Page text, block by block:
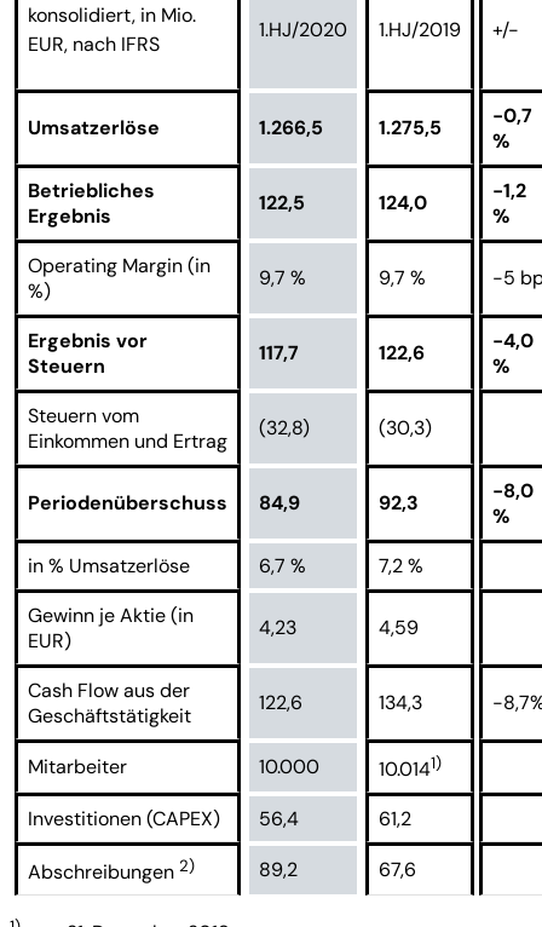
konsolidiert, in Mio.
EUR, nach IFRS
1.HJ/2020 1.HJ/2019 +/-
Umsatzerlöse 1.266,5 1.275,5
-0,7
%
Betriebliches
Ergebnis
122,5 124,0
-1,2
%
Operating Margin (in
%)
9,7 % 9,7 % -5
Ergebnis vor
Steuern
117,7 122,6
-4,0
%
Steuern vom
Einkommen und Ertrag
(32,8) (30,3)
Periodenüberschuss 84,9 92,3
-8,0
%
in % Umsatzerlöse
6,7 %
7,2 %
Gewinn je Aktie (in
EUR)
4,23 4,59
Cash Flow aus der
Geschäftstätigkeit
122,6 134,3 -
Mitarbeiter 10.000 10.0141)
Investitionen (CAPEX) 56,4 61,2
Abschreibungen 2) 89,2 67,6